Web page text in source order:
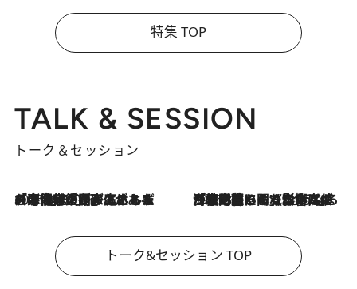
特集 TOP
TALK & SESSION
トーク＆セッション
2026.8.3
「今後値上げがあるとすれば…」「リスクがあるのは今年の冬」エネルギー専門家が語る、ホルムズ海峡封鎖が家庭にもたらす“ある心配” 2026.8.3
「住宅建てられない…」「サーチャージ料の高値が続いている」ホルムズ海峡封鎖による影響はいつまで続く？《エネルギー専門家に聞く“どうなる日本の暮らし”》
トーク&セッション TOP